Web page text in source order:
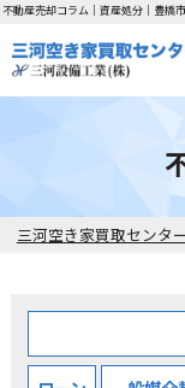
三河空き家買取センター